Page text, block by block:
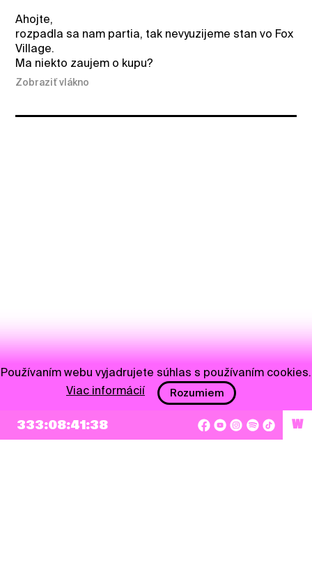
Ahojte,
rozpadla sa nam partia, tak nevyuzijeme stan vo Fox
Village.
Ma niekto zaujem o kupu?
Zobraziť vlákno
333:08:41:38 W
Používaním webu vyjadrujete súhlas s používaním cookies.
Viac informácií
Rozumiem